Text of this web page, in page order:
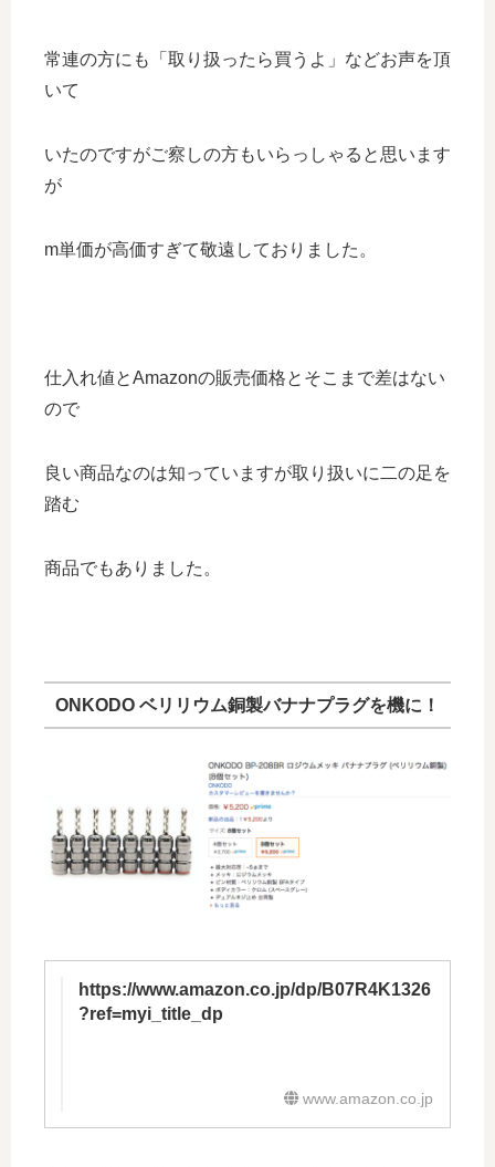
常連の方にも「取り扱ったら買うよ」などお声を頂
いて
いたのですがご察しの方もいらっしゃると思います
が
m単価が高価すぎて敬遠しておりました。
仕入れ値とAmazonの販売価格とそこまで差はない
ので
良い商品なのは知っていますが取り扱いに二の足を
踏む
商品でもありました。
ONKODO ベリリウム銅製バナナプラグを機に！
https://www.amazon.co.jp/dp/B07R4K1326
?ref=myi_title_dp
www.amazon.co.jp